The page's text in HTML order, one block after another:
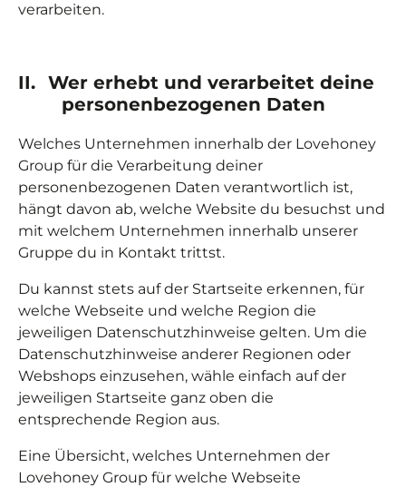
verarbeiten.
II. Wer erhebt und verarbeitet deine
personenbezogenen Daten
Welches Unternehmen innerhalb der Lovehoney
Group für die Verarbeitung deiner
personenbezogenen Daten verantwortlich ist,
hängt davon ab, welche Website du besuchst und
mit welchem Unternehmen innerhalb unserer
Gruppe du in Kontakt trittst.
Du kannst stets auf der Startseite erkennen, für
welche Webseite und welche Region die
jeweiligen Datenschutzhinweise gelten. Um die
Datenschutzhinweise anderer Regionen oder
Webshops einzusehen, wähle einfach auf der
jeweiligen Startseite ganz oben die
entsprechende Region aus.
Eine Übersicht, welches Unternehmen der
Lovehoney Group für welche Webseite